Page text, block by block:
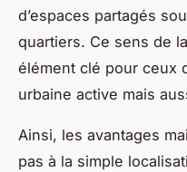
d’espaces partagés
quartiers. Ce sens de
élément clé pour ceux
urbaine active mais
Ainsi, les avantages
pas à la simple